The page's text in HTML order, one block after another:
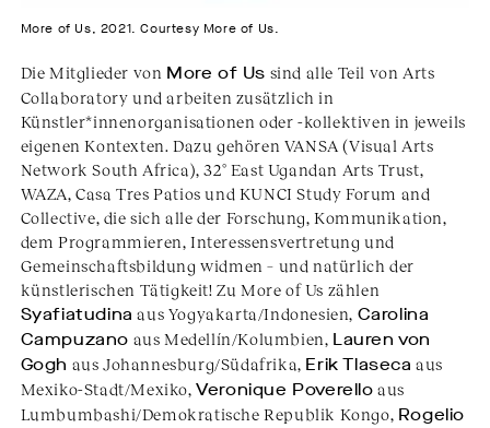
More of Us, 2021. Courtesy More of Us.
Die Mitglieder von More of Us sind alle Teil von Arts
Collaboratory und arbeiten zusätzlich in
Künstler*innenorganisationen oder -kollektiven in jeweils
eigenen Kontexten. Dazu gehören VANSA (Visual Arts
Network South Africa), 32° East Ugandan Arts Trust,
WAZA, Casa Tres Patios und KUNCI Study Forum and
Collective, die sich alle der Forschung, Kommunikation,
dem Programmieren, Interessensvertretung und
Gemeinschaftsbildung widmen – und natürlich der
künstlerischen Tätigkeit! Zu More of Us zählen
Syafiatudina aus Yogyakarta/Indonesien, Carolina
Campuzano aus Medellín/Kolumbien, Lauren von
Gogh aus Johannesburg/Südafrika, Erik Tlaseca aus
Mexiko-Stadt/Mexiko,Veronique Poverello aus
Lumbumbashi/Demokratische Republik Kongo, Rogelio